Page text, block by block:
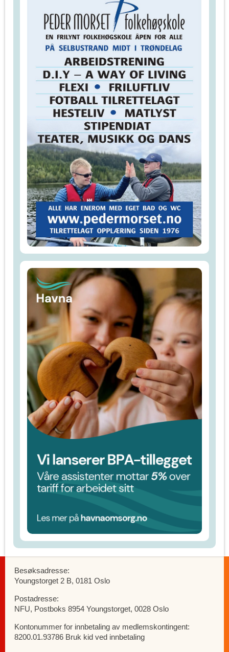
Besøksadresse:
Youngstorget 2 B, 0181 Oslo
Postadresse:
NFU, Postboks 8954 Youngstorget, 0028 Oslo
Kontonummer for innbetaling av medlemskontingent:
8200.01.93786 Bruk kid ved innbetaling